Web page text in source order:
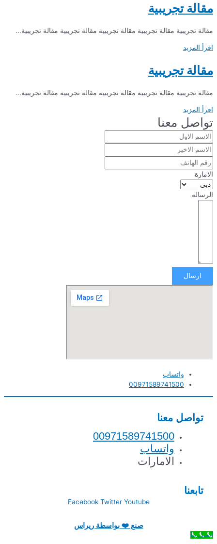
مقالة تجريبية
مقالة تجريبية مقالة تجريبية مقالة تجريبية مقالة تجريبية مقالة تجريبية...
اقرأ المزيد
مقالة تجريبية
مقالة تجريبية مقالة تجريبية مقالة تجريبية مقالة تجريبية مقالة تجريبية...
اقرأ المزيد
تواصل معنا
الامارة
الرساله
ارسال
واتساب
00971589741500
تواصل معنا
00971589741500
واتساب
الامارات
تابعنا
Facebook Twitter Youtube
صنع ❤️ بواسطة ريراس
اتصل بنا